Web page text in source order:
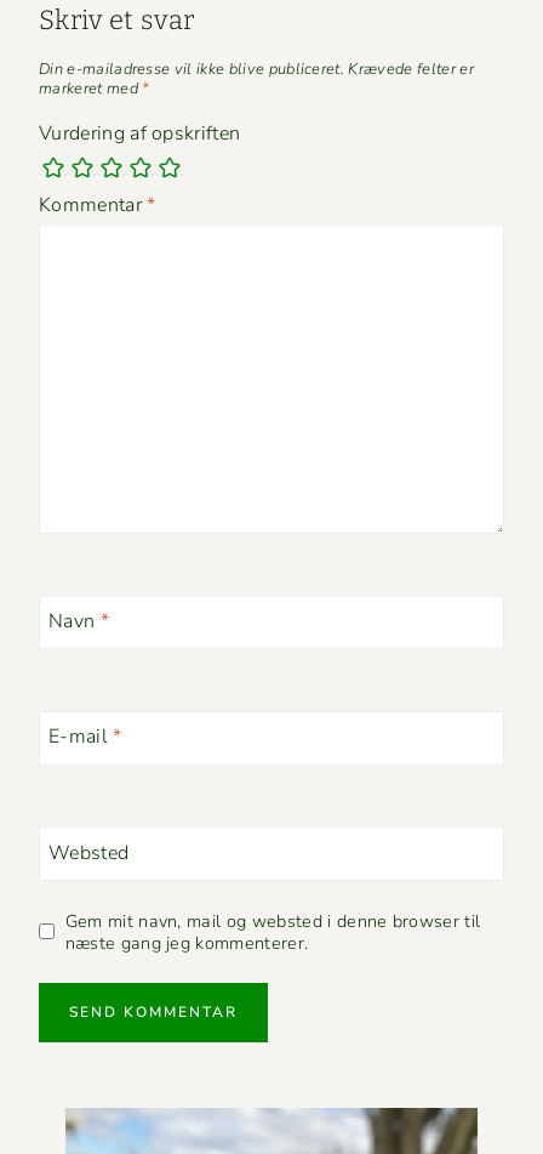
Skriv et svar
Din e-mailadresse vil ikke blive publiceret. Krævede felter er
markeret med*
Vurdering af opskriften
Kommentar*
Navn *
E-mail*
Websted
Gem mit navn, mail og websted i denne browser til
næste gang jeg kommenterer.